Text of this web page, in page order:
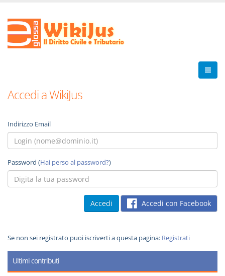
Accedi a WikiJus
Indirizzo Email
Password (Hai perso al password?)
Accedi con Facebook
Se non sei registrato puoi iscriverti a questa pagina: Registrati
Ultimi contributi